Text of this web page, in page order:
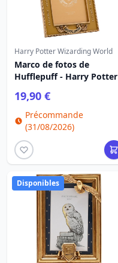
Harry Potter Wizarding World
Marco de fotos de
Hufflepuff - Harry Potter
19,90 €
Précommande
(31/08/2026)
Disponibles